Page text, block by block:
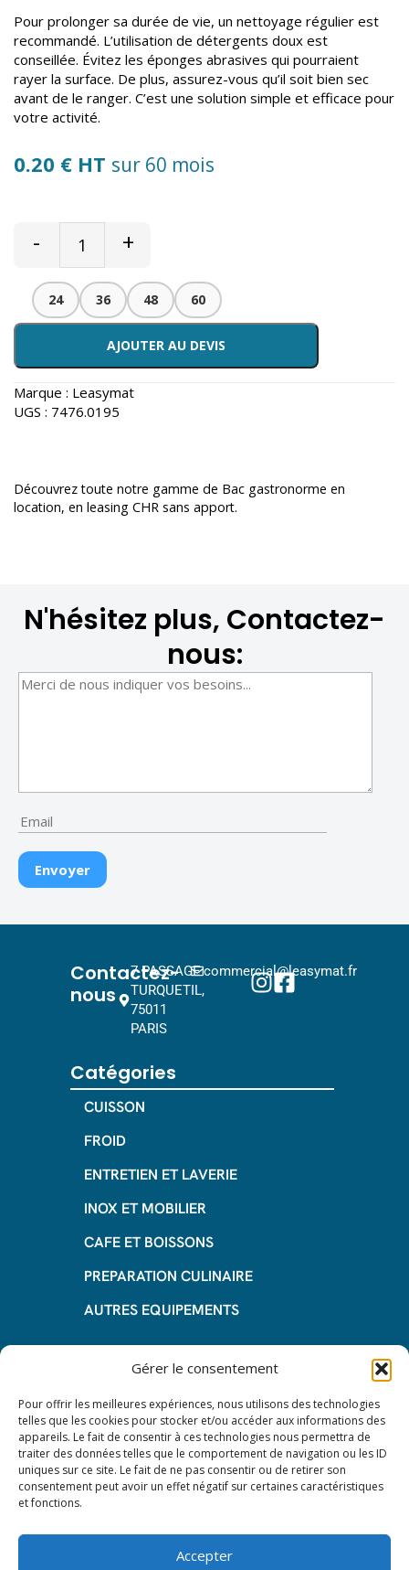
Gérer le consentement
Pour offrir les meilleures expériences, nous utilisons des technologies
telles que les cookies pour stocker et/ou accéder aux informations des
appareils. Le fait de consentir à ces technologies nous permettra de
traiter des données telles que le comportement de navigation ou les ID
uniques sur ce site. Le fait de ne pas consentir ou de retirer son
consentement peut avoir un effet négatif sur certaines caractéristiques
et fonctions.
Accepter
Pour prolonger sa durée de vie, un nettoyage régulier est
recommandé. L’utilisation de détergents doux est
conseillée. Évitez les éponges abrasives qui pourraient
rayer la surface. De plus, assurez-vous qu’il soit bien sec
avant de le ranger. C’est une solution simple et efficace pour
votre activité.
0.20 € HT sur 60 mois
- +
24 36 48 60
AJOUTER AU DEVIS
Marque : Leasymat
UGS : 7476.0195
Découvrez toute notre gamme de Bac gastronorme en
location, en leasing CHR sans apport.
N'hésitez plus, Contactez-
nous:
Contactez-
nous
7 PASSAGE
TURQUETIL,
75011
PARIS
commercial@leasymat.fr
Catégories
CUISSON
FROID
ENTRETIEN ET LAVERIE
INOX ET MOBILIER
CAFE ET BOISSONS
PREPARATION CULINAIRE
AUTRES EQUIPEMENTS
Informations
Questions fréquentes
Les avantages de la LOA
Les étapes du leasing de matériel
de restauration
Mentions Légales